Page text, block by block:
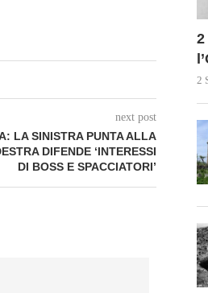
next post
LA SINISTRA PUNTA ALLA
DIFENDE ‘INTERESSI
DI BOSS E SPACCIATORI’
2
2